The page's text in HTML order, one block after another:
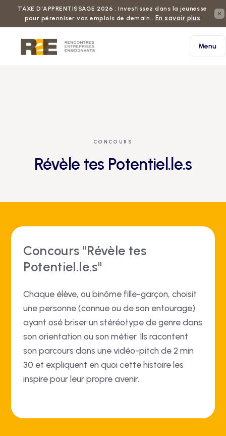
TAXE D'APPRENTISSAGE 2026 : Investissez dans la jeunesse
pour pérenniser vos emplois de demain.. En savoir plus
Menu
CONCOURS
Révèle tes Potentiel.le.s
Concours "Révèle tes
Potentiel.le.s"
Chaque élève, ou binôme fille-garçon, choisit
une personne (connue ou de son entourage)
ayant osé briser un stéréotype de genre dans
son orientation ou son métier. Ils racontent
son parcours dans une vidéo-pitch de 2 min
30 et expliquent en quoi cette histoire les
inspire pour leur propre avenir.